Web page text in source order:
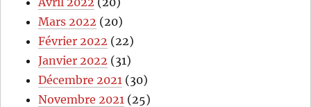
Mars 2022 (20)
Février 2022 (22)
Janvier 2022 (31)
Décembre 2021 (30)
Novembre 2021 (25)